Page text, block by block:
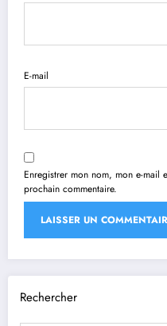
E-mail
Enregistrer mon nom, mon e-mail
prochain commentaire.
Rechercher